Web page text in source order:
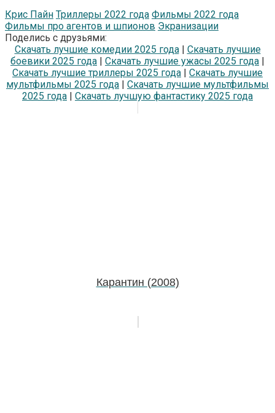
Крис Пайн Триллеры 2022 года Фильмы 2022 года
Фильмы про агентов и шпионов Экранизации
Поделись с друзьями:
Скачать лучшие комедии 2025 года| Скачать лучшие
боевики 2025 года | Скачать лучшие ужасы 2025 года |
Скачать лучшие триллеры 2025 года | Скачать лучшие
мультфильмы 2025 года | Скачать лучшие мультфильмы
2025 года | Скачать лучшую фантастику 2025 года
Карантин (2008)